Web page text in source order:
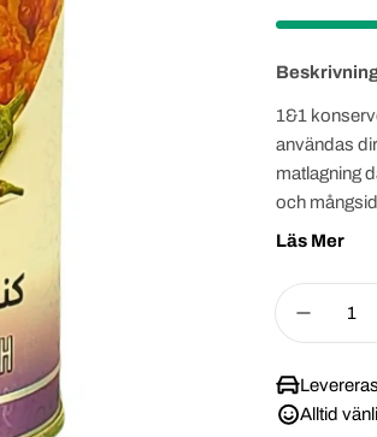
1&1
användas
matlagning
och
och textur till
Läs Mer
Quantity
Alltid